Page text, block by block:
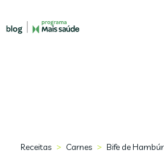
Receitas > Carnes > Bife de